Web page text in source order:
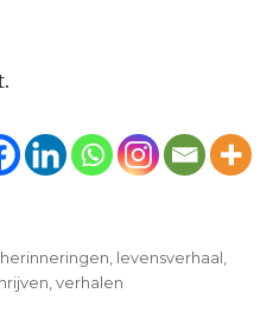
herinneringen, levensverhaal,
,verhalen